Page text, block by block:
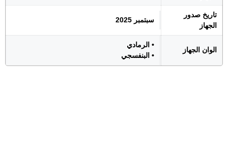
تاريخ صدور
الجهاز
سبتمبر 2025
الوان الجهاز
• الرمادي
• البنفسجي